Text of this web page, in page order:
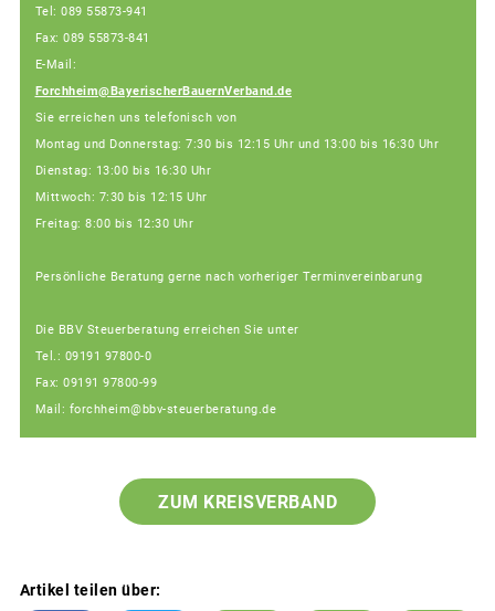
Tel: 089 55873-941
Fax: 089 55873-841
E-Mail:
Forchheim@BayerischerBauernVerband.de
Sie erreichen uns telefonisch von
Montag und Donnerstag: 7:30 bis 12:15 Uhr und 13:00 bis 16:30 Uhr
Dienstag: 13:00 bis 16:30 Uhr
Mittwoch: 7:30 bis 12:15 Uhr
Freitag: 8:00 bis 12:30 Uhr
Persönliche Beratung gerne nach vorheriger Terminvereinbarung
Die BBV Steuerberatung erreichen Sie unter
Tel.: 09191 97800-0
Fax: 09191 97800-99
Mail: forchheim@bbv-steuerberatung.de
ZUM KREISVERBAND
Artikel teilen über: